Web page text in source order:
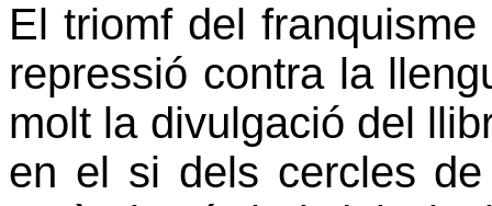
El triomf del
repressió contra la
molt la divulgació del
en el si dels cercles